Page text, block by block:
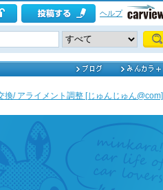
ヘルプ
換/ アライメント調整 [じゅんじゅん@com]